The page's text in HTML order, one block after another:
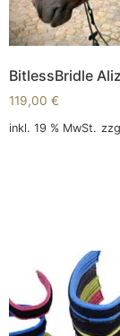
BitlessBridle
119,00 €
inkl. 19 % MwSt.